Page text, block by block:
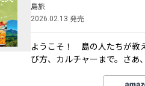
島旅
2026.02.13 発売
ようこそ！ 島の人たちが教
び方、カルチャーまで。さあ